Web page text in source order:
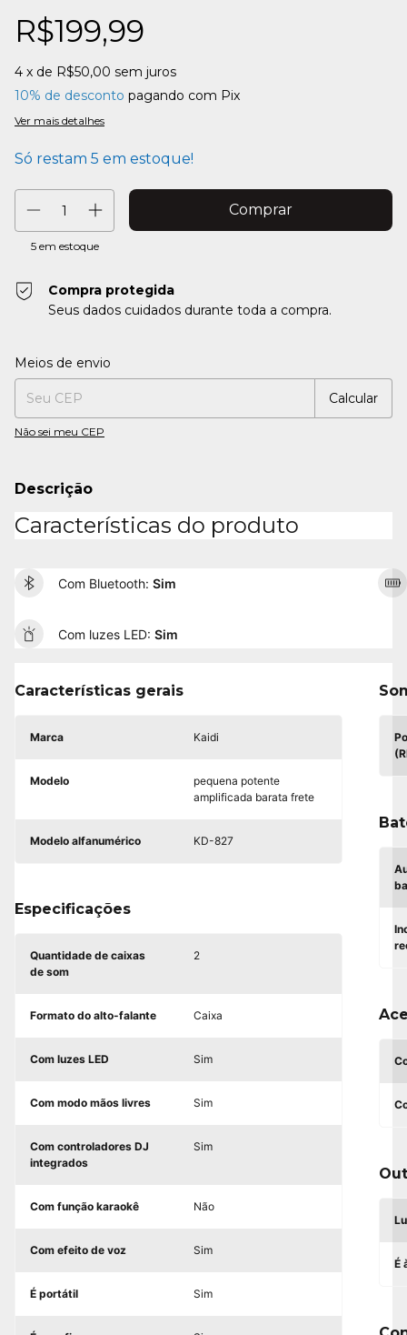
R$199,99
4 x de R$50,00 sem juros
10% de desconto pagando com Pix
Ver mais detalhes
Só restam 5 em estoque!
5em estoque
Compra protegida
Seus dados cuidados durante toda a compra.
Entregas para o CEP:
Meios de envio
Calcular
Não sei meu CEP
Descrição
Características do produto
Com Bluetooth: Sim
Com luzes LED: Sim
Características gerais
Marca Kaidi
Modelo
pequena potente
amplificada barata frete
Modelo alfanumérico KD-827
Especificações
Quantidade de caixas
de som
2
Formato do alto-falante Caixa
Com luzes LED Sim
Com modo mãos livres Sim
Com controladores DJ
integrados
Sim
Com função karaokê Não
Com efeito de voz Sim
É portátil Sim
É